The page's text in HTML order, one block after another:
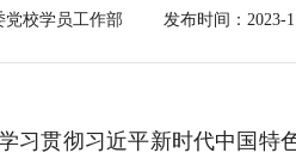
党校学员工作部 发布时间：2023-
习贯彻习近平新时代中国特